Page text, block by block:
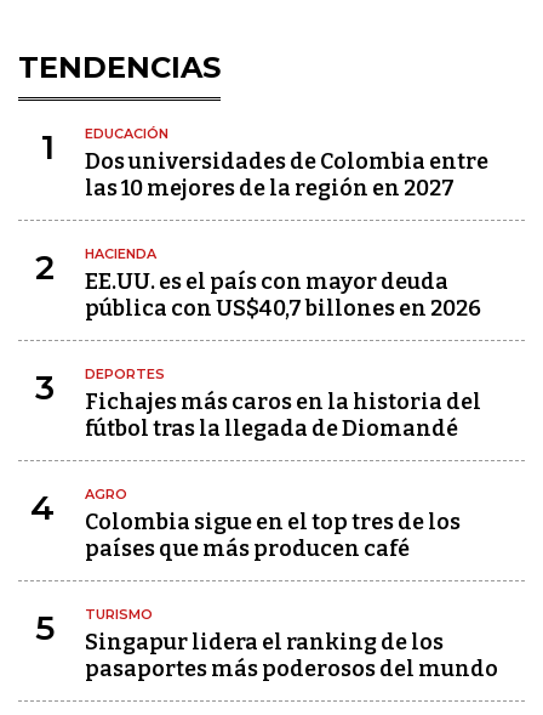
TENDENCIAS
1 EDUCACIÓN
Dos universidades de Colombia entre
las 10 mejores de la región en 2027
2 HACIENDA
EE.UU. es el país con mayor deuda
pública con US$40,7 billones en 2026
3 DEPORTES
Fichajes más caros en la historia del
fútbol tras la llegada de Diomandé
4 AGRO
Colombia sigue en el top tres de los
países que más producen café
5 TURISMO
Singapur lidera el ranking de los
pasaportes más poderosos del mundo